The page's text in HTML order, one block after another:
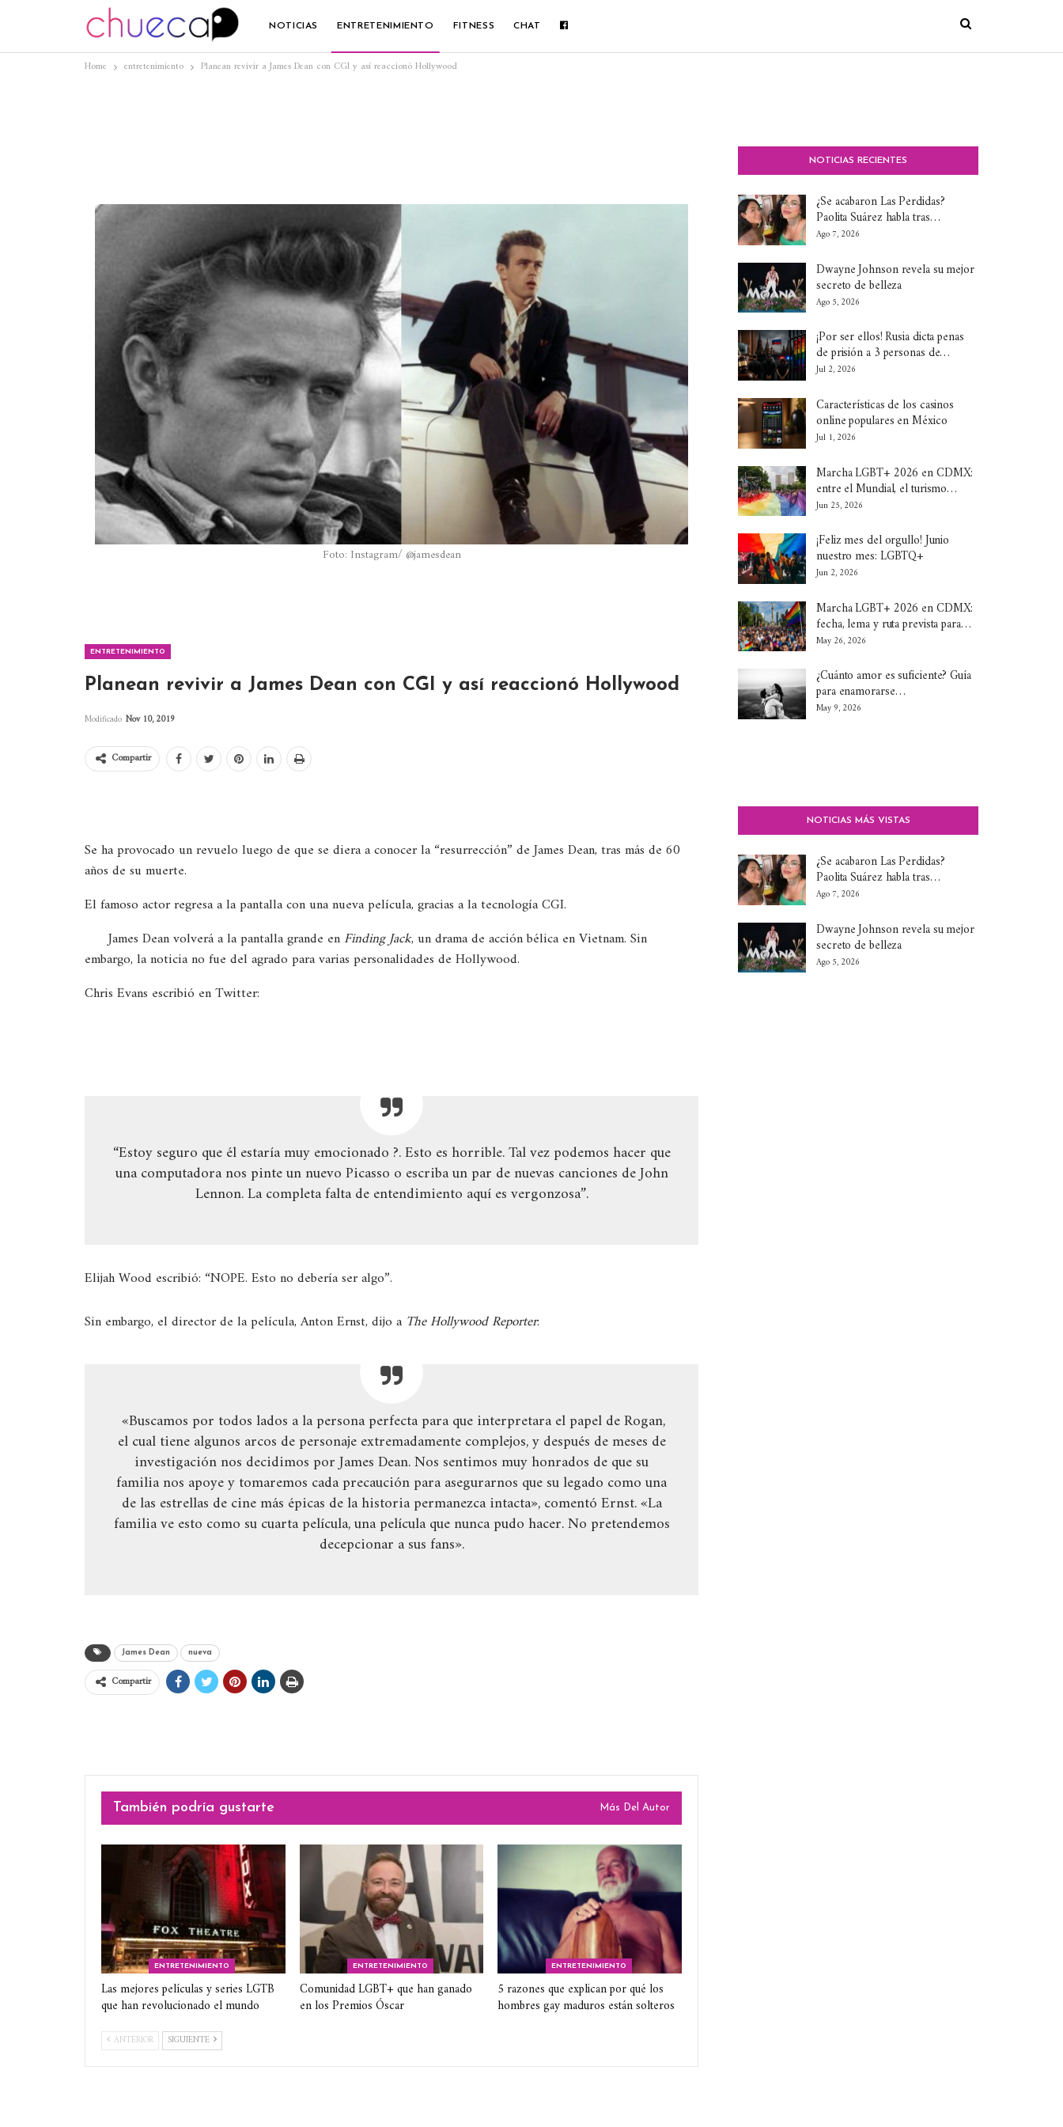
NOTICIAS ENTRETENIMIENTO FITNESS CHAT
Home entretenimiento Planean revivir a James Dean con CGI y así reaccionó Hollywood
Foto: Instagram/ @jamesdean
ENTRETENIMIENTO
Planean revivir a James Dean con CGI y así reaccionó Hollywood
Modificado Nov 10, 2019
Compartir
Se ha provocado un revuelo luego de que se diera a conocer la “resurrección” de James Dean, tras más de 60
años de su muerte.
El famoso actor regresa a la pantalla con una nueva película, gracias a la tecnología CGI.
James Dean volverá a la pantalla grande en Finding Jack, un drama de acción bélica en Vietnam. Sin
embargo, la noticia no fue del agrado para varias personalidades de Hollywood.
Chris Evans escribió en Twitter:
“Estoy seguro que él estaría muy emocionado ?. Esto es horrible. Tal vez podemos hacer que
una computadora nos pinte un nuevo Picasso o escriba un par de nuevas canciones de John
Lennon. La completa falta de entendimiento aquí es vergonzosa”.
Elijah Wood escribió: “NOPE. Esto no debería ser algo”.
Sin embargo, el director de la película, Anton Ernst, dijo a The Hollywood Reporter:
«Buscamos por todos lados a la persona perfecta para que interpretara el papel de Rogan,
el cual tiene algunos arcos de personaje extremadamente complejos, y después de meses de
investigación nos decidimos por James Dean. Nos sentimos muy honrados de que su
familia nos apoye y tomaremos cada precaución para asegurarnos que su legado como una
de las estrellas de cine más épicas de la historia permanezca intacta», comentó Ernst. «La
familia ve esto como su cuarta película, una película que nunca pudo hacer. No pretendemos
decepcionar a sus fans».
James Dean nueva
Compartir
También podría gustarte Más Del Autor
ENTRETENIMIENTO
Las mejores películas y series LGTB
que han revolucionado el mundo
ENTRETENIMIENTO
Comunidad LGBT+ que han ganado
en los Premios Óscar
ENTRETENIMIENTO
5 razones que explican por qué los
hombres gay maduros están solteros
ANTERIOR SIGUIENTE
NOTICIAS RECIENTES
¿Se acabaron Las Perdidas?
Paolita Suárez habla tras…
Ago 7, 2026
Dwayne Johnson revela su mejor
secreto de belleza
Ago 5, 2026
¡Por ser ellos! Rusia dicta penas
de prisión a 3 personas de…
Jul 2, 2026
Características de los casinos
online populares en México
Jul 1, 2026
Marcha LGBT+ 2026 en CDMX:
entre el Mundial, el turismo…
Jun 25, 2026
¡Feliz mes del orgullo! Junio
nuestro mes: LGBTQ+
Jun 2, 2026
Marcha LGBT+ 2026 en CDMX:
fecha, lema y ruta prevista para…
May 26, 2026
¿Cuánto amor es suficiente? Guía
para enamorarse…
May 9, 2026
NOTICIAS MÁS VISTAS
¿Se acabaron Las Perdidas?
Paolita Suárez habla tras…
Ago 7, 2026
Dwayne Johnson revela su mejor
secreto de belleza
Ago 5, 2026